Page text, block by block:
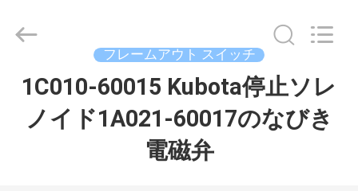
2026
Beijing
Management
フレームアウト スイッチ
1C010-60015 Kubota停止ソレ
ノイド1A021-60017のなびき
電磁弁